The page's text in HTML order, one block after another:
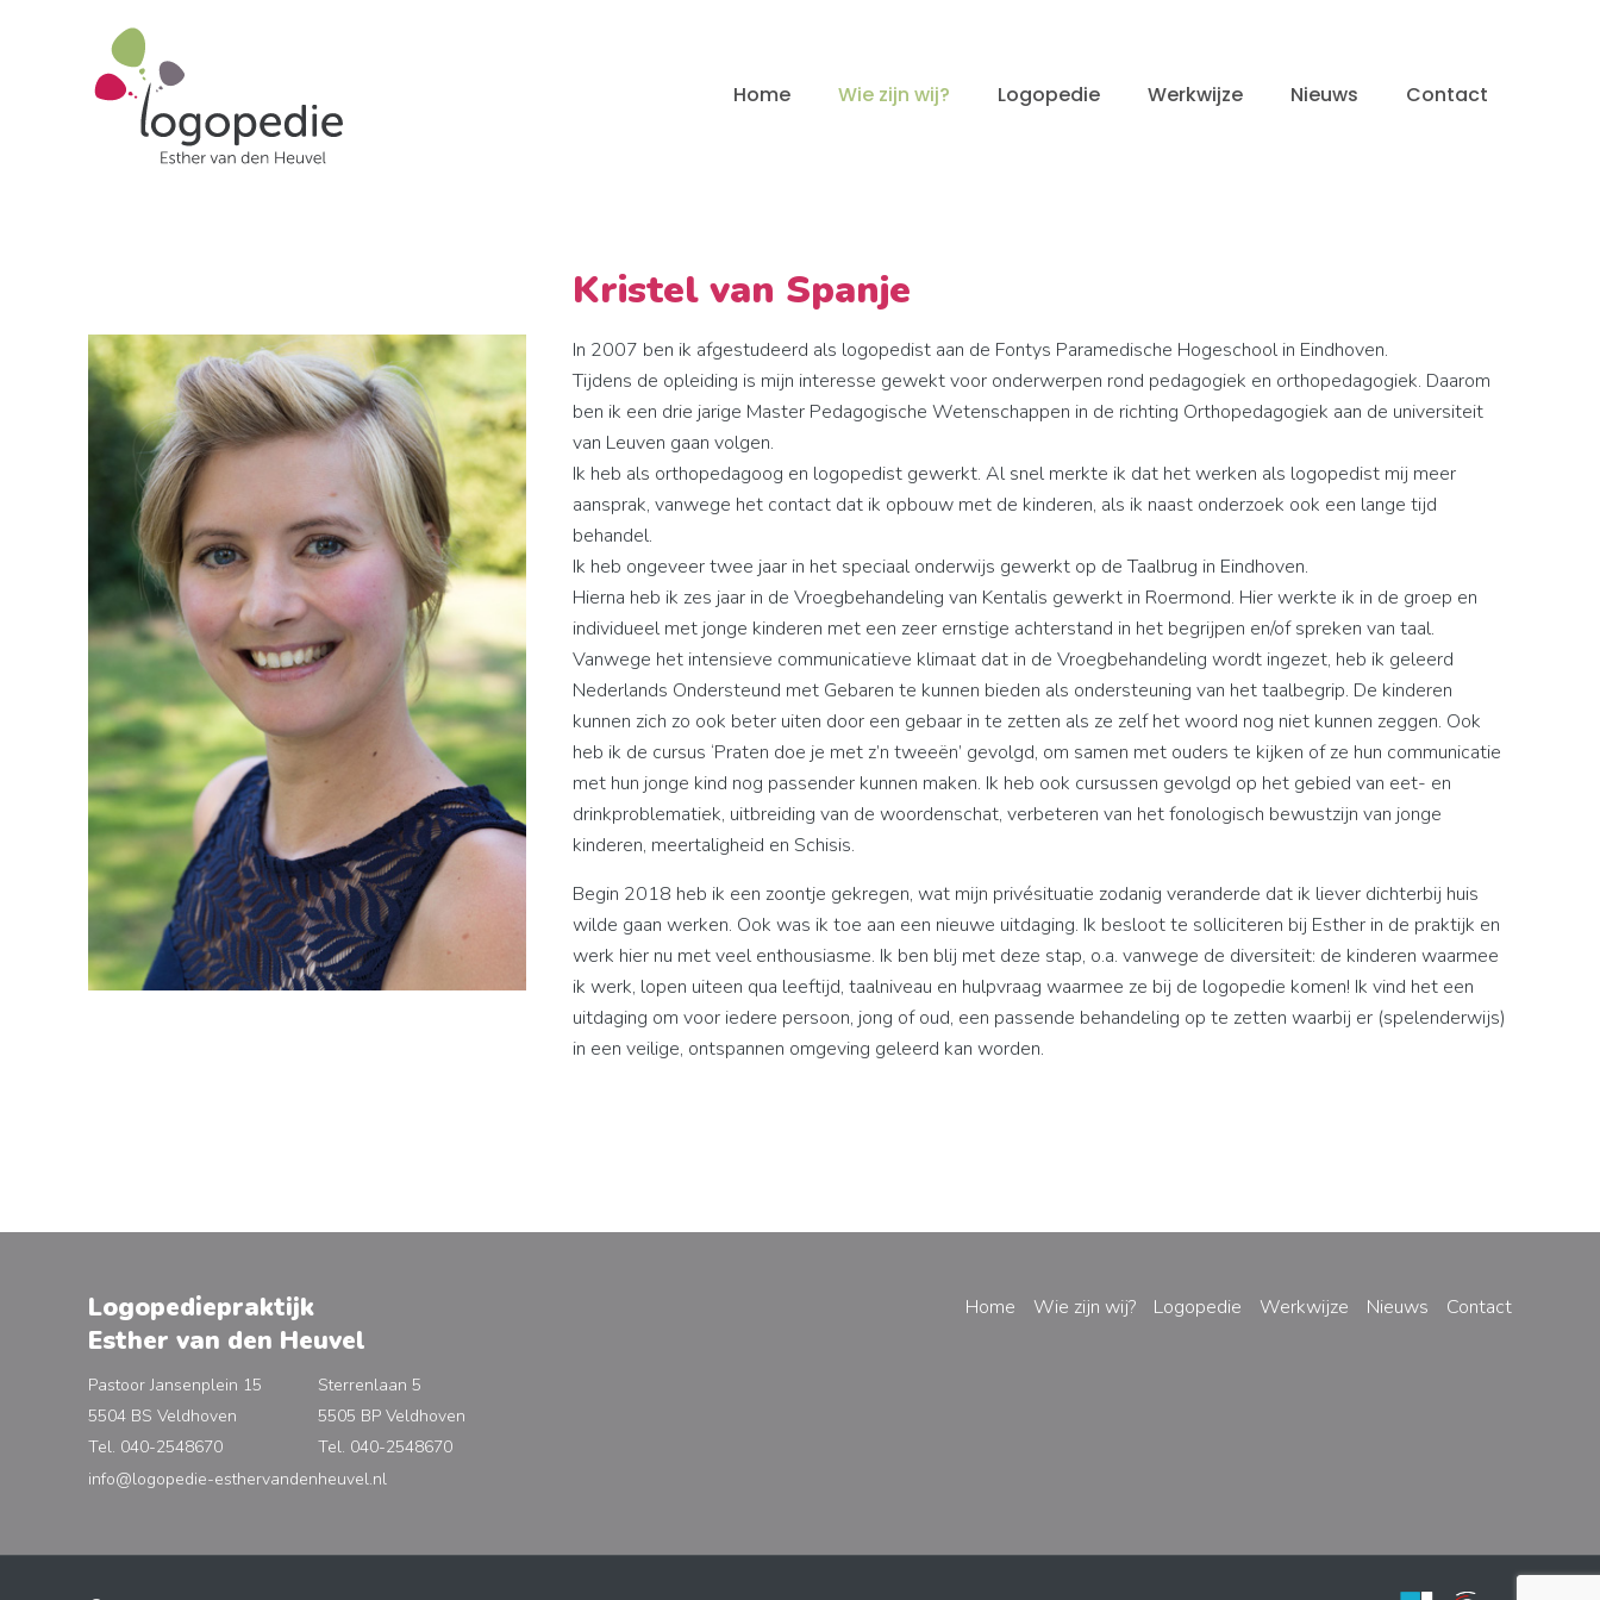
Home Wie zijn wij? Logopedie Werkwijze Nieuws Contact
Kristel van Spanje
In 2007 ben ik afgestudeerd als logopedist aan de Fontys Paramedische Hogeschool in Eindhoven.
Tijdens de opleiding is mijn interesse gewekt voor onderwerpen rond pedagogiek en orthopedagogiek. Daarom
ben ik een drie jarige Master Pedagogische Wetenschappen in de richting Orthopedagogiek aan de universiteit
van Leuven gaan volgen.
Ik heb als orthopedagoog en logopedist gewerkt. Al snel merkte ik dat het werken als logopedist mij meer
aansprak, vanwege het contact dat ik opbouw met de kinderen, als ik naast onderzoek ook een lange tijd
behandel.
Ik heb ongeveer twee jaar in het speciaal onderwijs gewerkt op de Taalbrug in Eindhoven.
Hierna heb ik zes jaar in de Vroegbehandeling van Kentalis gewerkt in Roermond. Hier werkte ik in de groep en
individueel met jonge kinderen met een zeer ernstige achterstand in het begrijpen en/of spreken van taal.
Vanwege het intensieve communicatieve klimaat dat in de Vroegbehandeling wordt ingezet, heb ik geleerd
Nederlands Ondersteund met Gebaren te kunnen bieden als ondersteuning van het taalbegrip. De kinderen
kunnen zich zo ook beter uiten door een gebaar in te zetten als ze zelf het woord nog niet kunnen zeggen. Ook
heb ik de cursus ‘Praten doe je met z’n tweeën’ gevolgd, om samen met ouders te kijken of ze hun communicatie
met hun jonge kind nog passender kunnen maken. Ik heb ook cursussen gevolgd op het gebied van eet- en
drinkproblematiek, uitbreiding van de woordenschat, verbeteren van het fonologisch bewustzijn van jonge
kinderen, meertaligheid en Schisis.
Begin 2018 heb ik een zoontje gekregen, wat mijn privésituatie zodanig veranderde dat ik liever dichterbij huis
wilde gaan werken. Ook was ik toe aan een nieuwe uitdaging. Ik besloot te solliciteren bij Esther in de praktijk en
werk hier nu met veel enthousiasme. Ik ben blij met deze stap, o.a. vanwege de diversiteit: de kinderen waarmee
ik werk, lopen uiteen qua leeftijd, taalniveau en hulpvraag waarmee ze bij de logopedie komen! Ik vind het een
uitdaging om voor iedere persoon, jong of oud, een passende behandeling op te zetten waarbij er (spelenderwijs)
in een veilige, ontspannen omgeving geleerd kan worden.
Logopediepraktijk
Esther van den Heuvel
Pastoor Jansenplein 15
5504 BS Veldhoven
Tel. 040-2548670
Sterrenlaan 5
5505 BP Veldhoven
Tel. 040-2548670
info@logopedie-esthervandenheuvel.nl
Home Wie zijn wij? Logopedie Werkwijze Nieuws Contact